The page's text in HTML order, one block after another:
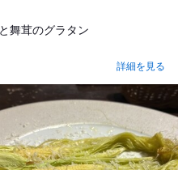
舞茸のグラタン
詳細を見る